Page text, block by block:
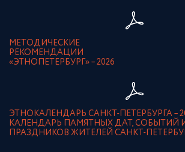
МЕТОДИЧЕСКИЕ
РЕКОМЕНДАЦИИ
«ЭТНОПЕТЕРБУРГ» – 2026
ЭТНОКАЛЕНДАРЬ САНКТ-ПЕТЕРБУРГА –
КАЛЕНДАРЬ ПАМЯТНЫХ ДАТ, СОБЫТИЙ
ПРАЗДНИКОВ ЖИТЕЛЕЙ САНКТ-